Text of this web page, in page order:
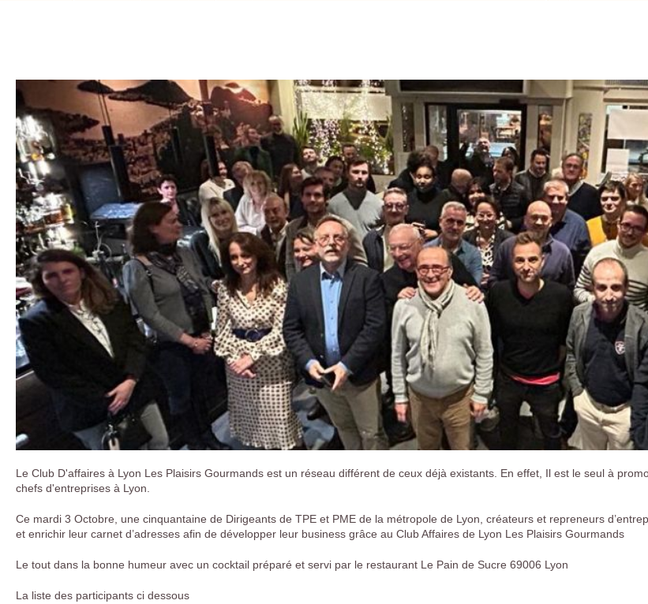
Le Club D'affaires à Lyon Les Plaisirs Gourmands est un réseau différent de ceux déjà existants. En effet, Il est le seul à
chefs d'entreprises à Lyon.
Ce mardi 3 Octobre, une cinquantaine de Dirigeants de TPE et PME de la métropole de Lyon, créateurs et repreneurs
et enrichir leur carnet d’adresses afin de développer leur business grâce au Club Affaires de Lyon Les Plaisirs Gourmands
Le tout dans la bonne humeur avec un cocktail préparé et servi par le restaurant Le Pain de Sucre 69006 Lyon
La liste des participants ci dessous